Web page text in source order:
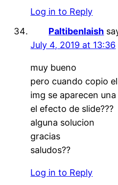
Log in to Reply
Paltibenlaish
July 4, 2019 at 13:36
muy bueno
pero cuando copio
img se aparecen
el efecto de slide???
alguna solucion
gracias
saludos??
Log in to Reply